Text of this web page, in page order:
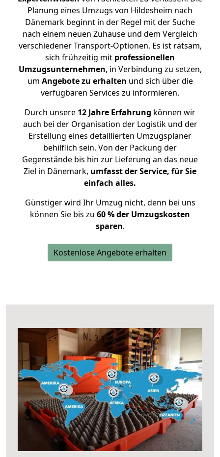
Planung eines Umzugs von Hildesheim nach
Dänemark beginnt in der Regel mit der Suche
nach einem neuen Zuhause und dem Vergleich
verschiedener Transport-Optionen. Es ist ratsam,
sich frühzeitig mit professionellen
Umzugsunternehmen, in Verbindung zu setzen,
um Angebote zu erhalten und sich über die
verfügbaren Services zu informieren.
Durch unsere 12 Jahre Erfahrung können wir
auch bei der Organisation der Logistik und der
Erstellung eines detaillierten Umzugsplaner
behilflich sein. Von der Packung der
Gegenstände bis hin zur Lieferung an das neue
Ziel in Dänemark, umfasst der Service, für Sie
einfach alles.
Günstiger wird Ihr Umzug nicht, denn bei uns
können Sie bis zu 60 % der Umzugskosten
sparen.
Kostenlose Angebote erhalten